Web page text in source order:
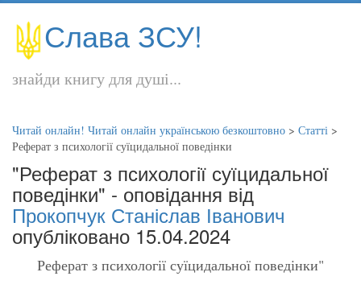
Слава ЗСУ!
знайди книгу для душі...
Читай онлайн! Читай онлайн українською безкоштовно > Статті >
Реферат з психології суїцидальної поведінки
"Реферат з психології суїцидальної
поведінки" - оповідання від
Прокопчук Станіслав Іванович
опубліковано 15.04.2024
Реферат з психології суїцидальної поведінки"